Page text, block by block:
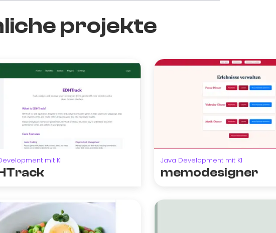
projekte
mit KI Java Development mit KI
memodesigner